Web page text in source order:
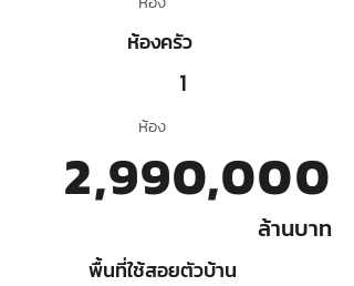
ห้องครัว
1
ห้อง
2,990,000
ล้านบาท
พื้นที่ใช้สอยตัวบ้าน